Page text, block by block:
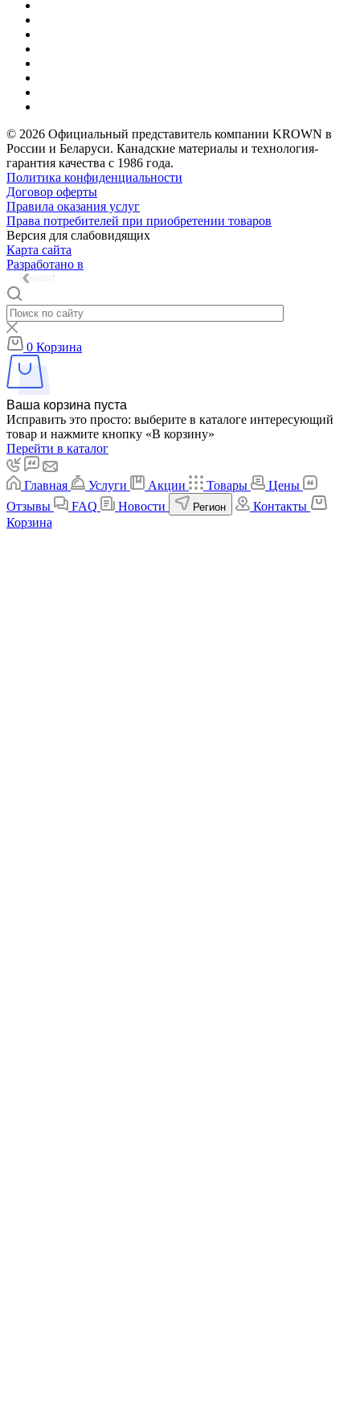
© 2026 Официальный представитель компании KROWN в
России и Беларуси. Канадские материалы и технология-
гарантия качества с 1986 года.
Политика конфиденциальности
Договор оферты
Правила оказания услуг
Права потребителей при приобретении товаров
Версия для слабовидящих
Карта сайта
Разработано в
0 Корзина
Ваша корзина пуста
Исправить это просто: выберите в каталоге интересующий
товар и нажмите кнопку «В корзину»
Перейти в каталог
Главная Услуги Акции Товары
Цены
Отзывы
FAQ Новости Регион
Контакты
Корзина